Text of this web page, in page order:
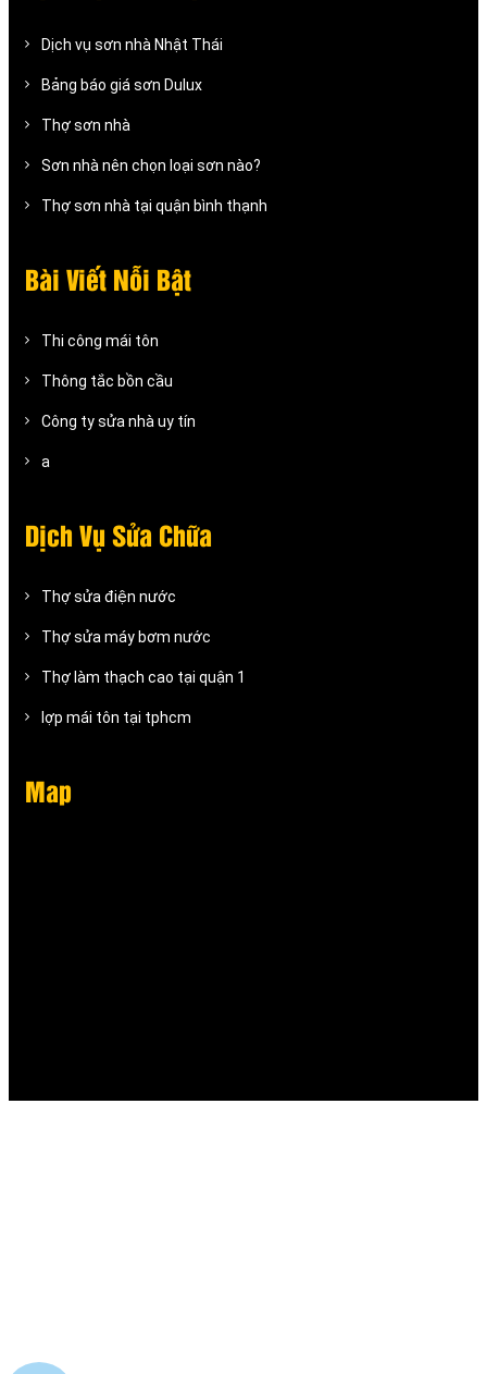
Dịch vụ sơn nhà Nhật Thái
Bảng báo giá sơn Dulux
Thợ sơn nhà
Sơn nhà nên chọn loại sơn nào?
Thợ sơn nhà tại quận bình thạnh
Bài Viết Nỗi Bật
Thi công mái tôn
Thông tắc bồn cầu
Công ty sửa nhà uy tín
a
Dịch Vụ Sửa Chữa
Thợ sửa điện nước
Thợ sửa máy bơm nước
Thợ làm thạch cao tại quận 1
lợp mái tôn tại tphcm
Map